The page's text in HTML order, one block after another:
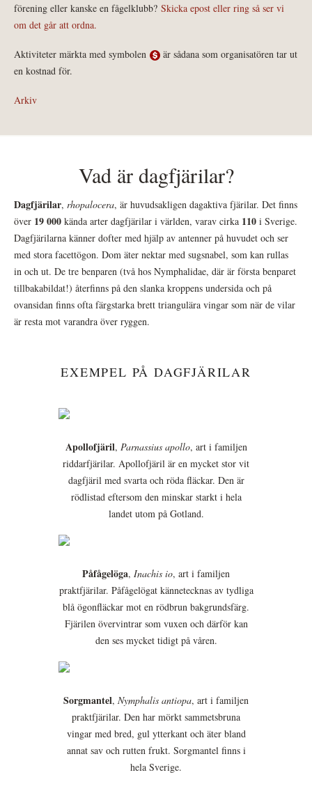
förening eller kanske en fågelklubb? Skicka epost eller ring så ser vi
om det går att ordna.
Aktiviteter märkta med symbolen
är sådana som organisatören tar ut
en kostnad för.
Arkiv
Vad är dagfjärilar?
Dagfjärilar, rhopalocera, är huvudsakligen dagaktiva fjärilar. Det finns
över 19 000 kända arter dagfjärilar i världen, varav cirka 110 i Sverige.
Dagfjärilarna känner dofter med hjälp av antenner på huvudet och ser
med stora facettögon. Dom äter nektar med sugsnabel, som kan rullas
in och ut. De tre benparen (två hos Nymphalidae, där är första benparet
tillbakabildat!) återfinns på den slanka kroppens undersida och på
ovansidan finns ofta färgstarka brett triangulära vingar som när de vilar
är resta mot varandra över ryggen.
EXEMPEL PÅ DAGFJÄRILAR
Apollofjäril, Parnassius apollo, art i familjen
riddarfjärilar. Apollofjäril är en mycket stor vit
dagfjäril med svarta och röda fläckar. Den är
rödlistad eftersom den minskar starkt i hela
landet utom på Gotland.
Påfågelöga, Inachis io, art i familjen
praktfjärilar. Påfågelögat kännetecknas av tydliga
blå ögonfläckar mot en rödbrun bakgrundsfärg.
Fjärilen övervintrar som vuxen och därför kan
den ses mycket tidigt på våren.
Sorgmantel, Nymphalis antiopa, art i familjen
praktfjärilar. Den har mörkt sammetsbruna
vingar med bred, gul ytterkant och äter bland
annat sav och rutten frukt. Sorgmantel finns i
hela Sverige.